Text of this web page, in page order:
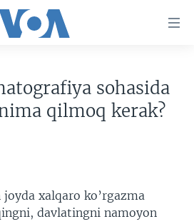
sohasida
qilmoq kerak?
xalqaro ko’rgazma
davlatingni namoyon